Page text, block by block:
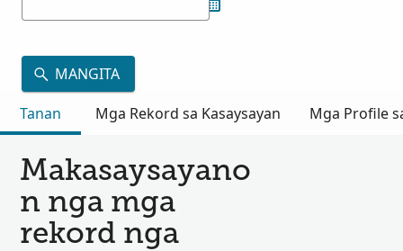
MANGITA
Tanan
Mga Rekord sa Kasaysayan Mga Profile
Makasaysayano
n nga mga
rekord nga